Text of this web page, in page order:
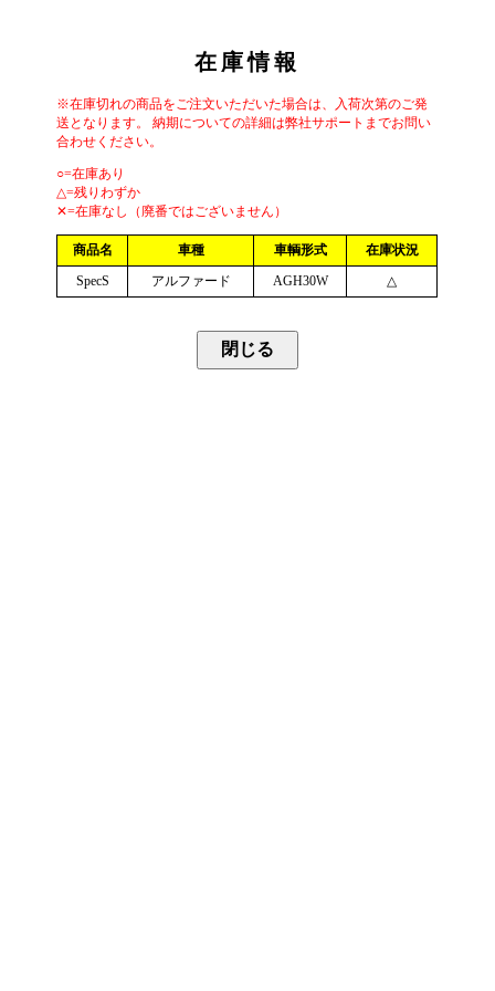
在庫情報
※在庫切れの商品をご注文いただいた場合は、入荷次第のご発
送となります。 納期についての詳細は弊社サポートまでお問い
合わせください。
○=在庫あり
△=残りわずか
✕=在庫なし（廃番ではございません）
商品名 車種 車輌形式
在庫状況
SpecS
アルファード AGH30W △